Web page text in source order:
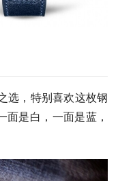
选，特别喜欢这枚钢
是白，一面是蓝，